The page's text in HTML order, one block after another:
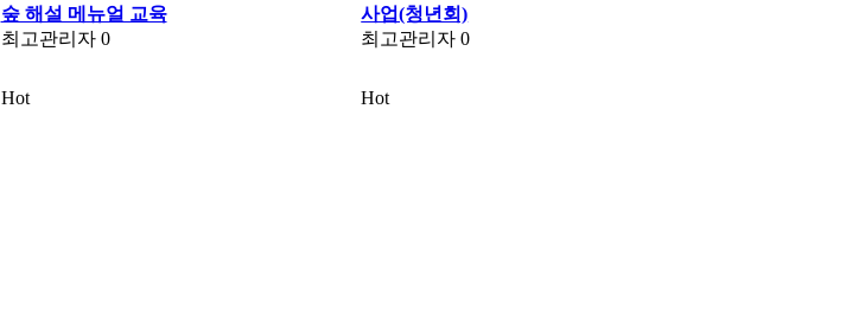
숲 해설 메뉴얼 교육
최고관리자 0
사업(청년회)
최고관리자 0
Hot Hot